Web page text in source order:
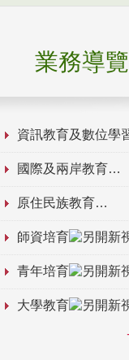
業務導覽
資訊教育及數位學
國際及兩岸教育
原住民族教育
師資培育
青年培育
大學教育